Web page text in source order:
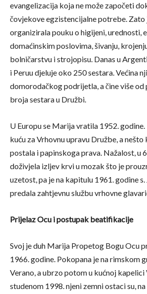
evangelizacija koja ne može započeti
čovjekove egzistencijalne potrebe. Zato
organizirala pouku o higijeni, urednosti,
domaćinskim poslovima, šivanju,
bolničarstvu i strojopisu. Danas u
i Peruu djeluje oko 250 sestara. Većina
domorodačkog podrijetla, a čine više
broja sestara u Družbi.
U Europu se Marija vratila 1952. godine.
kuću za Vrhovnu upravu Družbe, a
postala i papinskoga prava. Nažalost, u
doživjela izljev krvi u mozak što je
uzetost, pa je na kapitulu 1961. godine
predala zahtjevnu službu vrhovne
Prijelaz Ocu i postupak beatifikacije
Svoj je duh Marija Propetog Bogu Ocu
1966. godine. Pokopana je na rimskom
Verano, a ubrzo potom u kućnoj kapelici
studenom 1998. njeni zemni ostaci su,